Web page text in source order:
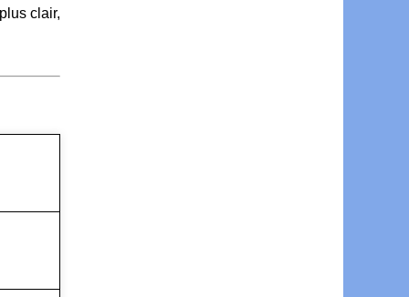
clair,